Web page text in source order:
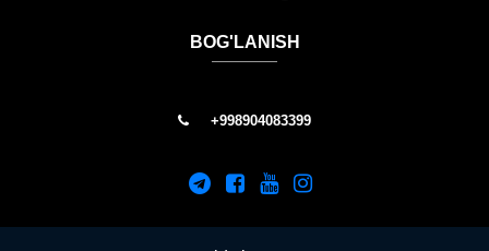
BOG'LANISH
+998904083399